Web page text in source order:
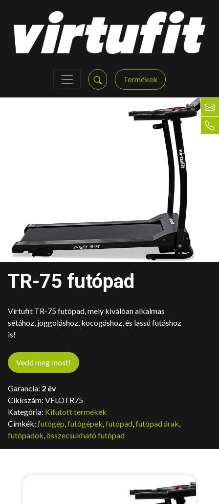
Termékek
TR-75 futópad
Virtufit TR-75 futópad, mely kiválóan alkalmas
sétához, joggoláshoz, kocogáshoz, és lassú futáshoz
is!
Vedd meg most!
Garancia: 2 év
Cikkszám: VFLOTR75
Kategória: Kifutott termékek
Címkék: futógép,futógépek,futópad,futópad árak,
futópadok,összecsukható futópad